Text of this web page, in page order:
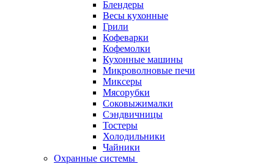
Блендеры
Весы кухонные
Грили
Кофеварки
Кофемолки
Кухонные машины
Микроволновые печи
Миксеры
Мясорубки
Соковыжималки
Сэндвичницы
Тостеры
Холодильники
Чайники
Охранные системы